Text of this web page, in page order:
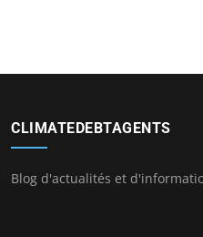
CLIMATEDEBTAGENTS
Blog d'actualités et